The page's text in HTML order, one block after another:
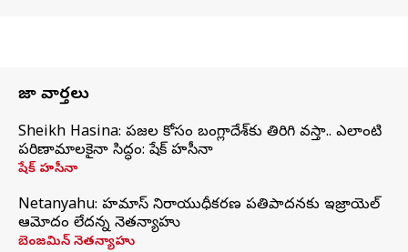
తాజా వార్తలు
Sheikh Hasina: ప్రజల కోసం బంగ్లాదేశ్‌కు తిరిగి వస్తా.. ఎలాంటి
పరిణామాలకైనా సిద్ధం: షేక్ హసీనా
షేక్ హసీనా
Netanyahu: హమాస్ నిరాయుధీకరణ ప్రతిపాదనకు ఇజ్రాయెల్
ఆమోదం లేదన్న నెతన్యాహు
బెంజమిన్ నెతన్యాహు